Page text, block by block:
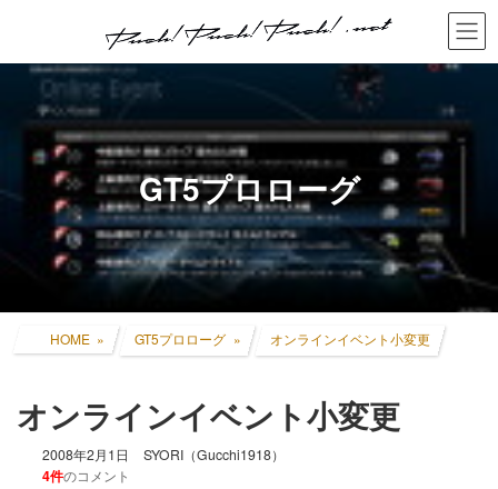
ッ
移
GT5プロローグ
HOME GT5プロローグ オンラインイベント小変更
オンラインイベント小変更
2008年2月1日 SYORI（Gucchi1918）
4件のコメント